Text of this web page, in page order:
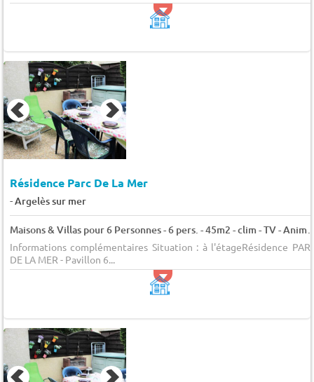
Résidence Parc De La Mer
-Argelès sur mer
Maisons & Villas pour 6 Personnes -
Informations complémentaires Situation : à l'étageRésidence
DE LA MER - Pavillon 6...